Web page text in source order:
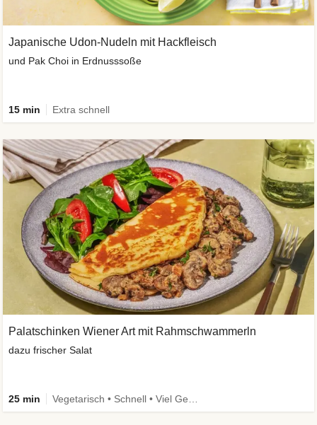
Japanische Udon-Nudeln mit Hackfleisch
und Pak Choi in Erdnusssoße
15 min Extra schnell
Palatschinken Wiener Art mit Rahmschwammerln
dazu frischer Salat
25 min